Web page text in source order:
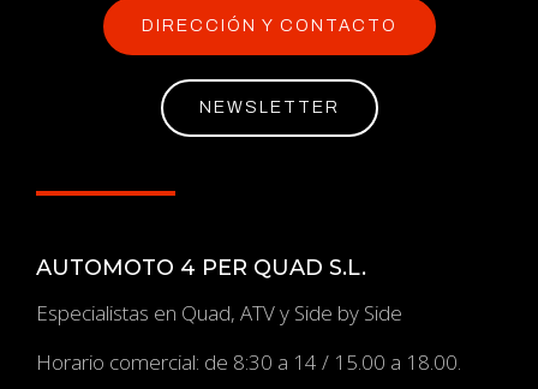
DIRECCIÓN Y CONTACTO
NEWSLETTER
AUTOMOTO 4 PER QUAD S.L.
Especialistas en Quad, ATV y Side by Side
Horario comercial: de 8:30 a 14 / 15.00 a 18.00.